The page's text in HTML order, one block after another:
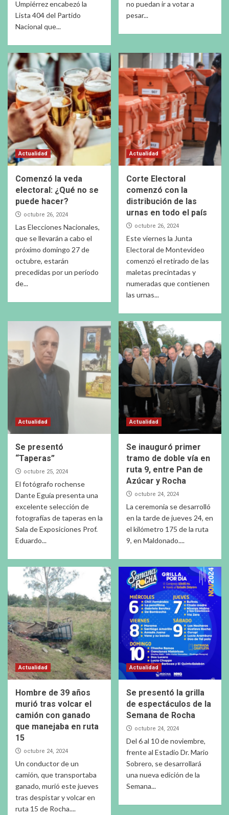
Umpiérrez encabezó la
Lista 404 del Partido
Nacional que...
no puedan ir a votar a
pesar...
Actualidad
Comenzó la veda
electoral: ¿Qué no se
puede hacer?
octubre 26, 2024
Las Elecciones Nacionales,
que se llevarán a cabo el
próximo domingo 27 de
octubre, estarán
precedidas por un período
de...
Actualidad
Corte Electoral
comenzó con la
distribución de las
urnas en todo el país
octubre 26, 2024
Este viernes la Junta
Electoral de Montevideo
comenzó el retirado de las
maletas precintadas y
numeradas que contienen
las urnas...
Actualidad
Se presentó
“Taperas”
octubre 25, 2024
El fotógrafo rochense
Dante Eguía presenta una
excelente selección de
fotografías de taperas en la
Sala de Exposiciones Prof.
Eduardo...
Actualidad
Se inauguró primer
tramo de doble vía en
ruta 9, entre Pan de
Azúcar y Rocha
octubre 24, 2024
La ceremonia se desarrolló
en la tarde de jueves 24, en
el kilómetro 175 de la ruta
9, en Maldonado....
Actualidad
Hombre de 39 años
murió tras volcar el
camión con ganado
que manejaba en ruta
15
octubre 24, 2024
Un conductor de un
camión, que transportaba
ganado, murió este jueves
tras despistar y volcar en
ruta 15 de Rocha....
Actualidad
Se presentó la grilla
de espectáculos de la
Semana de Rocha
octubre 24, 2024
Del 6 al 10 de noviembre,
frente al Estadio Dr. Mario
Sobrero, se desarrollará
una nueva edición de la
Semana...